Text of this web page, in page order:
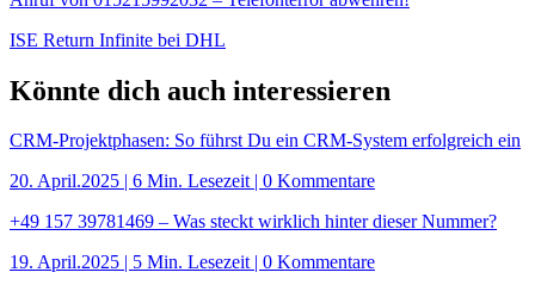
ISE Return Infinite bei DHL
Könnte dich auch interessieren
CRM-Projektphasen: So führst Du ein CRM-System erfolgreich ein
20. April.2025 | 6 Min. Lesezeit| 0 Kommentare
+49 157 39781469 – Was steckt wirklich hinter dieser Nummer?
19. April.2025 | 5 Min. Lesezeit| 0 Kommentare